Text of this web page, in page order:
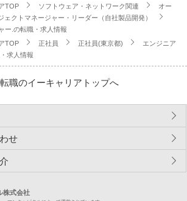
TOP ソフトウェア・ネットワーク関連
オー
ェクトマネージャー・リーダー（自社製品開発）
ー.の転職・求人情報
TOP
正社員 正社員(東京都)
エンジニア
求人情報
転職のイーキャリアトップへ
せ
株式会社